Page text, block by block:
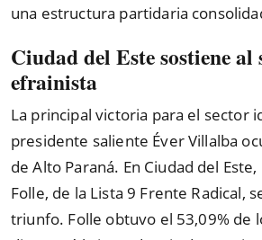
una estructura partidaria
Ciudad del Este sostiene al
efrainista
La principal victoria para el sector
presidente saliente Éver Villalba
de Alto Paraná. En Ciudad del
Folle, de la Lista 9 Frente Radical,
triunfo. Folle obtuvo el 53,09% de